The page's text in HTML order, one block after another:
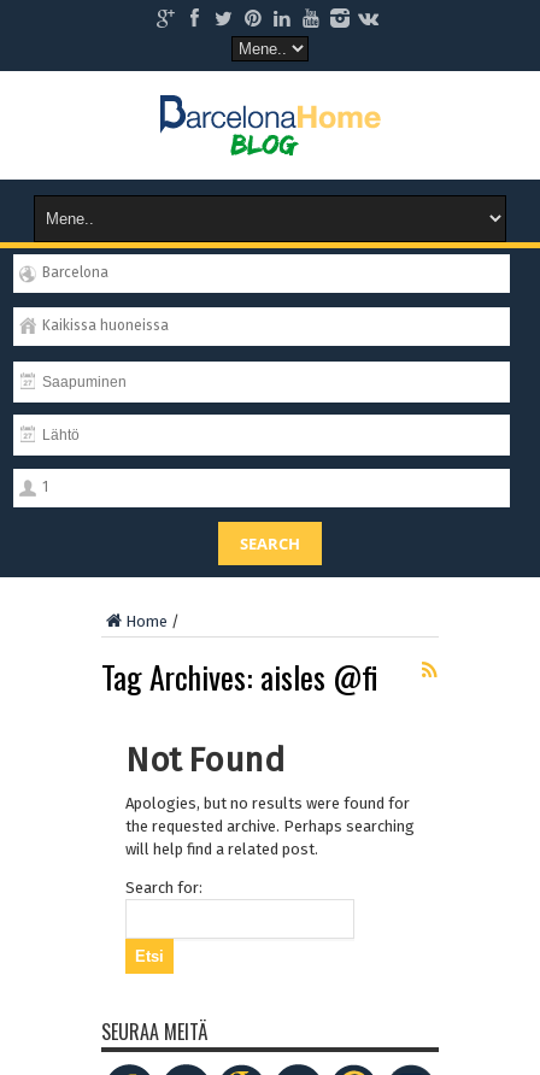
Barcelona
Kaikissa huoneissa
1
SEARCH
Home /
Tag Archives: aisles @fi
Not Found
Apologies, but no results were found for
the requested archive. Perhaps searching
will help find a related post.
Search for:
SEURAA MEITÄ